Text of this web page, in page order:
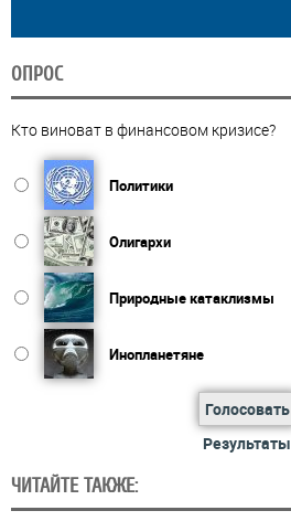
ОПРОС
Кто виноват в финансовом кризисе?
Политики
Олигархи
Природные катаклизмы
Инопланетяне
Голосовать
Результаты
ЧИТАЙТЕ ТАКЖЕ: